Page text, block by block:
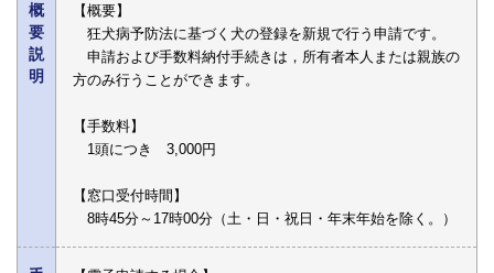
概
要
説
明
【概要】
狂犬病予防法に基づく犬の登録を新規で行う申請です。
申請および手数料納付手続きは，所有者本人または親族の
方のみ行うことができます。
【手数料】
1頭につき 3,000円
【窓口受付時間】
8時45分～17時00分（土・日・祝日・年末年始を除く。）